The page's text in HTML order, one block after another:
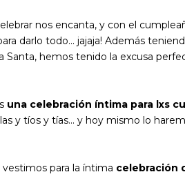
nos encanta, y con el
darlo todo... jajaja! Además
hemos tenido la excusa
una celebración íntima para lxs
y tíos y tías... y hoy mismo lo
para la íntima celebración